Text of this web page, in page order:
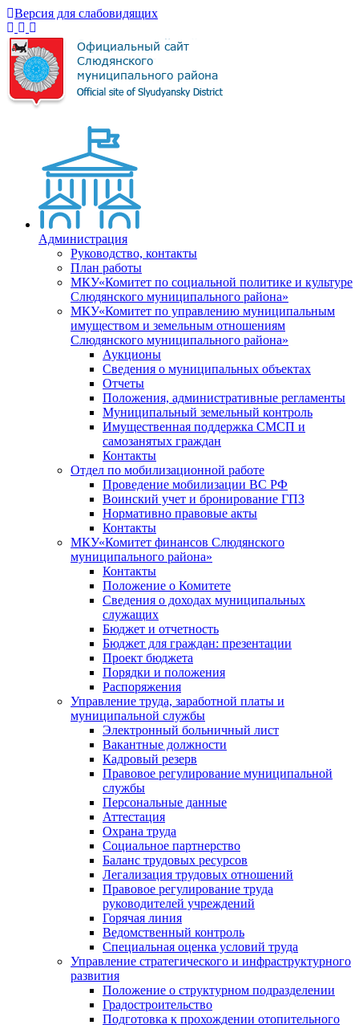
Версия для слабовидящих
Администрация
Руководство, контакты
План работы
МКУ«Комитет по социальной политике и культуре
Слюдянского муниципального района»
МКУ«Комитет по управлению муниципальным
имуществом и земельным отношениям
Слюдянского муниципального района»
Аукционы
Сведения о муниципальных объектах
Отчеты
Положения, административные регламенты
Муниципальный земельный контроль
Имущественная поддержка СМСП и
самозанятых граждан
Контакты
Отдел по мобилизационной работе
Проведение мобилизации ВС РФ
Воинский учет и бронирование ГПЗ
Нормативно правовые акты
Контакты
МКУ«Комитет финансов Слюдянского
муниципального района»
Контакты
Положение о Комитете
Сведения о доходах муниципальных
служащих
Бюджет и отчетность
Бюджет для граждан: презентации
Проект бюджета
Порядки и положения
Распоряжения
Управление труда, заработной платы и
муниципальной службы
Электронный больничный лист
Вакантные должности
Кадровый резерв
Правовое регулирование муниципальной
службы
Персональные данные
Аттестация
Охрана труда
Социальное партнерство
Баланс трудовых ресурсов
Легализация трудовых отношений
Правовое регулирование труда
руководителей учреждений
Горячая линия
Ведомственный контроль
Специальная оценка условий труда
Управление стратегического и инфраструктурного
развития
Положение о структурном подразделении
Градостроительство
Подготовка к прохождении отопительного